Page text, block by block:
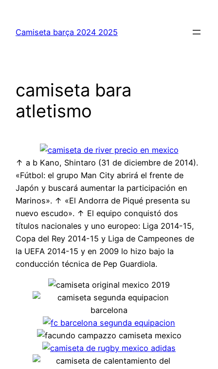
contenido
Camiseta barça 2024 2025
camiseta bara
atletismo
↑ a b Kano, Shintaro (31 de diciembre de 2014).
«Fútbol: el grupo Man City abrirá el frente de
Japón y buscará aumentar la participación en
Marinos». ↑ «El Andorra de Piqué presenta su
nuevo escudo». ↑ El equipo conquistó dos
títulos nacionales y uno europeo: Liga 2014-15,
Copa del Rey 2014-15 y Liga de Campeones de
la UEFA 2014-15 y en 2009 lo hizo bajo la
conducción técnica de Pep Guardiola.